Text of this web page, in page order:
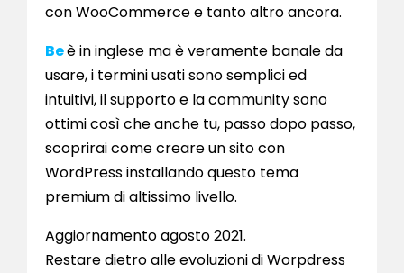
con WooCommerce e tanto altro ancora.
Beè in inglese ma è veramente banale da
usare, i termini usati sono semplici ed
intuitivi, il supporto e la community sono
ottimi così che anche tu, passo dopo passo,
scoprirai come creare un sito con
WordPress installando questo tema
premium di altissimo livello.
Aggiornamento agosto 2021.
Restare dietro alle evoluzioni di Worpdress